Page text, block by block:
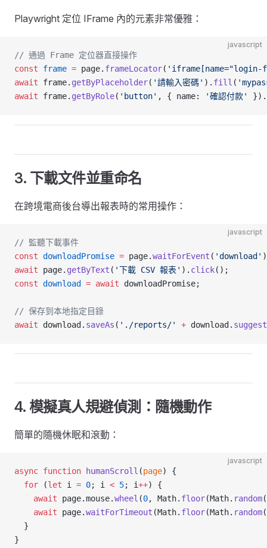
Playwright 定位 IFrame 內的元素非常優雅：
javascript
// 通過 Frame 定位器直接操作
const frame = page. frameLocator( 'iframe[name="login-
await frame. getByPlaceholder( '請輸入密碼' ). fill (
await frame. getByRole( 'button' , { name: '確認付款' }).
3. 下載文件並重命名
在跨境電商後台導出報表時的常用操作：
javascript
// 監聽下載事件
const downloadPromise = page.waitForEvent ( 'download'
await page. getByText ( '下載 CSV 報表' ). click();
const download = await downloadPromise;
// 保存到本地指定目錄
await download. saveAs ( './reports/' + download.
4. 模擬真人規避偵測：隨機動作
簡單的隨機休眠和滾動：
javascript
async function humanScroll (page) {
  for
(let i = 0; i < 5; i++) {
    await
page.mouse.wheel (0, Math. floor(Math. random
    await
page.waitForTimeout (Math. floor(Math. random
  }
}